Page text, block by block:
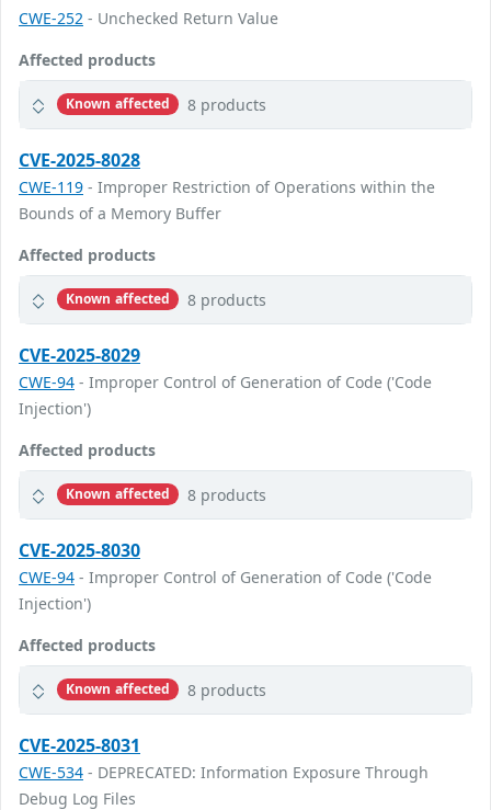
CWE-252 - Unchecked Return Value
Affected products
Known affected 8 products
CVE-2025-8028
CWE-119 - Improper Restriction of Operations within the
Bounds of a Memory Buffer
Affected products
Known affected 8 products
CVE-2025-8029
CWE-94 - Improper Control of Generation of Code ('Code
Injection')
Affected products
Known affected 8 products
CVE-2025-8030
CWE-94 - Improper Control of Generation of Code ('Code
Injection')
Affected products
Known affected 8 products
CVE-2025-8031
CWE-534 - DEPRECATED: Information Exposure Through
Debug Log Files